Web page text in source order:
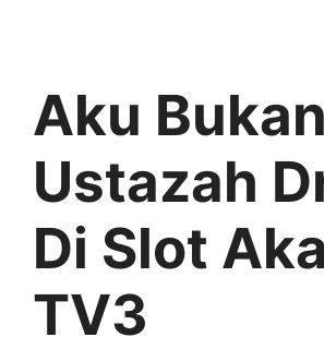
Aku Bukan
Ustazah
Di Slot
TV3